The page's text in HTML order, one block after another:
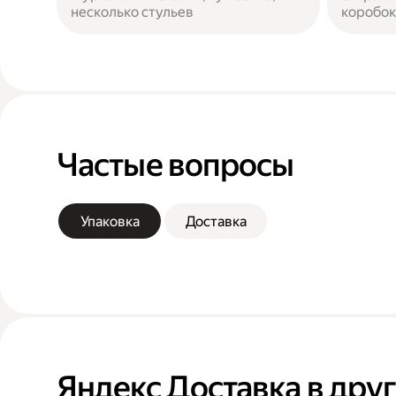
несколько стульев
коробок
Частые вопросы
Упаковка Доставка
Яндекс Доставка в